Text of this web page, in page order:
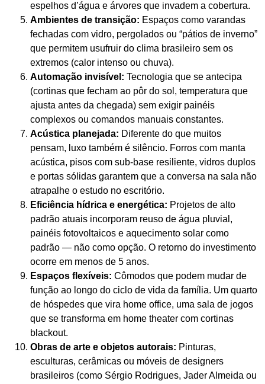
espelhos d’água e árvores que invadem a cobertura.
Ambientes de transição: Espaços como varandas
fechadas com vidro, pergolados ou “pátios de inverno”
que permitem usufruir do clima brasileiro sem os
extremos (calor intenso ou chuva).
Automação invisível: Tecnologia que se antecipa
(cortinas que fecham ao pôr do sol, temperatura que
ajusta antes da chegada) sem exigir painéis
complexos ou comandos manuais constantes.
Acústica planejada: Diferente do que muitos
pensam, luxo também é silêncio. Forros com manta
acústica, pisos com sub-base resiliente, vidros duplos
e portas sólidas garantem que a conversa na sala não
atrapalhe o estudo no escritório.
Eficiência hídrica e energética: Projetos de alto
padrão atuais incorporam reuso de água pluvial,
painéis fotovoltaicos e aquecimento solar como
padrão — não como opção. O retorno do investimento
ocorre em menos de 5 anos.
Espaços flexíveis: Cômodos que podem mudar de
função ao longo do ciclo de vida da família. Um quarto
de hóspedes que vira home office, uma sala de jogos
que se transforma em home theater com cortinas
blackout.
Obras de arte e objetos autorais: Pinturas,
esculturas, cerâmicas ou móveis de designers
brasileiros (como Sérgio Rodrigues, Jader Almeida ou